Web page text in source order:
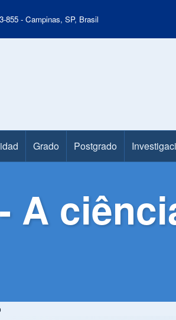
855 - Campinas, SP, Brasil
Grado Postgrado
A